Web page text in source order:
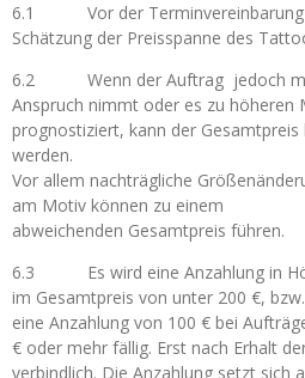
6.1 Vor der Terminvereinbarung
Schätzung der Preisspanne des
6.2 Wenn der Auftrag jedoch
Anspruch nimmt oder es zu höheren
prognostiziert, kann der
werden.
Vor allem nachträgliche
am Motiv können zu einem
abweichenden Gesamtpreis führen.
6.3 Es wird eine Anzahlung in
im Gesamtpreis von unter 200 €, bzw.
eine Anzahlung von 100 € bei
€ oder mehr fällig. Erst nach Erhalt
verbindlich. Die Anzahlung setzt sich